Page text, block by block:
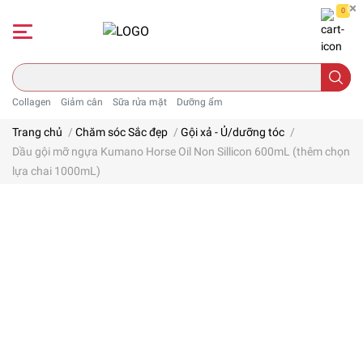
Collagen Giảm cân Sữa rửa mặt Dưỡng ẩm
0
Trang chủ / Chăm sóc Sắc đẹp / Gội xả - Ủ/dưỡng tóc /
Dầu gội mỡ ngựa Kumano Horse Oil Non Sillicon 600mL (thêm chọn
lựa chai 1000mL)